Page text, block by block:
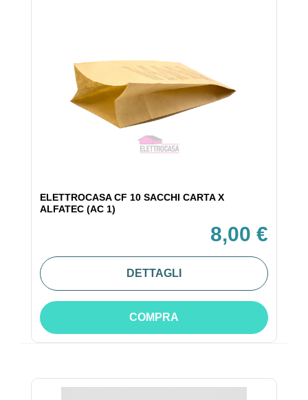
ELETTROCASA CF 10 SACCHI CARTA X
ALFATEC (AC 1)
8,00 €
DETTAGLI
COMPRA